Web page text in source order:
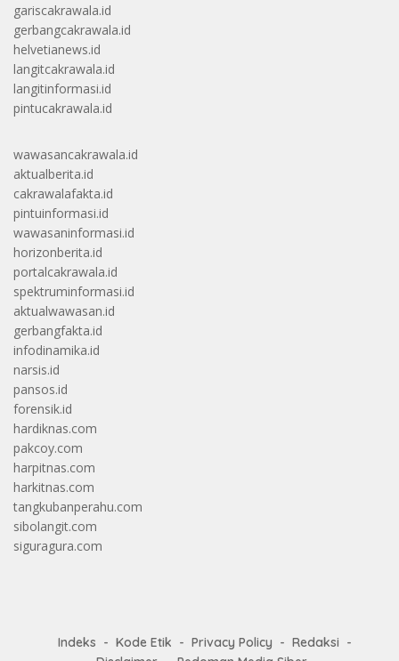
gariscakrawala.id
gerbangcakrawala.id
helvetianews.id
langitcakrawala.id
langitinformasi.id
pintucakrawala.id
wawasancakrawala.id
aktualberita.id
cakrawalafakta.id
pintuinformasi.id
wawasaninformasi.id
horizonberita.id
portalcakrawala.id
spektruminformasi.id
aktualwawasan.id
gerbangfakta.id
infodinamika.id
narsis.id
pansos.id
forensik.id
hardiknas.com
pakcoy.com
harpitnas.com
harkitnas.com
tangkubanperahu.com
sibolangit.com
siguragura.com
Indeks Kode Etik Privacy Policy
Redaksi